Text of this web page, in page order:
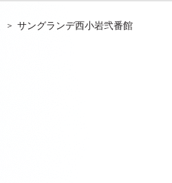
サングランデ西小岩弐番館